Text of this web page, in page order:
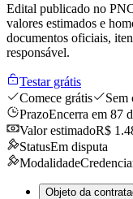
Edital publicado no
valores estimados e
documentos oficiais,
responsável.
Testar grátis
Comece grátis
Sem
PrazoEncerra em 87
Valor estimadoR$
StatusEm disputa
Modalidade
Objeto da